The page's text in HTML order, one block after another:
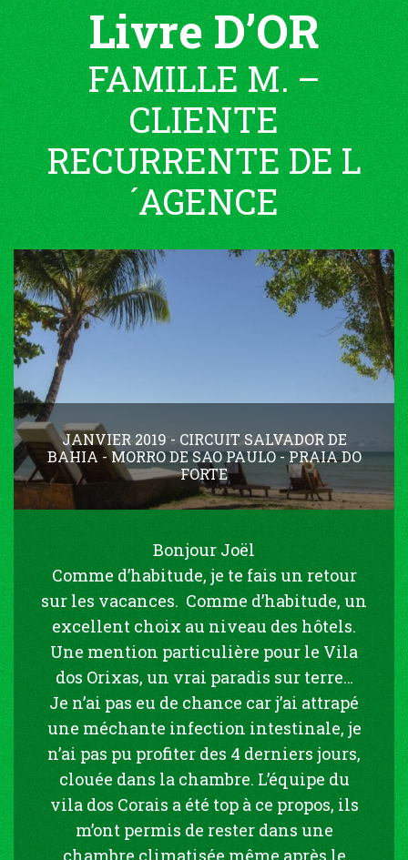
Livre D’OR
FAMILLE M. –
CLIENTE
RECURRENTE DE L
´AGENCE
JANVIER 2019 - CIRCUIT SALVADOR DE
BAHIA - MORRO DE SAO PAULO - PRAIA DO
FORTE
Bonjour Joël
Comme d’habitude, je te fais un retour
sur les vacances. Comme d’habitude, un
excellent choix au niveau des hôtels.
Une mention particulière pour le Vila
dos Orixas, un vrai paradis sur terre…
Je n’ai pas eu de chance car j’ai attrapé
une méchante infection intestinale, je
n’ai pas pu profiter des 4 derniers jours,
clouée dans la chambre. L’équipe du
vila dos Corais a été top à ce propos, ils
m’ont permis de rester dans une
chambre climatisée même après le